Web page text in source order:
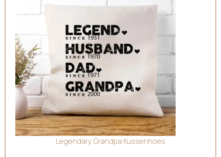
Legendary Grandpa Kussenhoes